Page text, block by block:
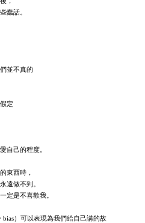
蠢話。
並不真的
定
自己的程度。
東西時，
遠做不到。
定是不喜歡我。
）可以表現為我們給自己講的故